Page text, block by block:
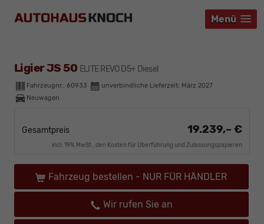
Menü
Menü
Menü
Ligier JS 50 ELITE REVO D5+ Diesel
Fahrzeugnr.: 60933
unverbindliche Lieferzeit: März 2027
Neuwagen
Gesamtpreis 19.239,– €
incl. 19% MwSt., den Kosten für Überführung und Zulassungspapieren
Fahrzeug bestellen - NUR FÜR HÄNDLER
Wir rufen Sie an